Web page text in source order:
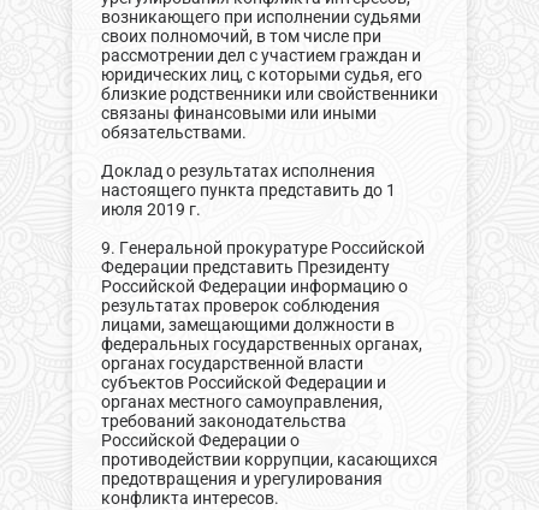
возникающего при исполнении судьями
своих полномочий, в том числе при
рассмотрении дел с участием граждан и
юридических лиц, с которыми судья, его
близкие родственники или свойственники
связаны финансовыми или иными
обязательствами.
Доклад о результатах исполнения
настоящего пункта представить до 1
июля 2019 г.
9. Генеральной прокуратуре Российской
Федерации представить Президенту
Российской Федерации информацию о
результатах проверок соблюдения
лицами, замещающими должности в
федеральных государственных органах,
органах государственной власти
субъектов Российской Федерации и
органах местного самоуправления,
требований законодательства
Российской Федерации о
противодействии коррупции, касающихся
предотвращения и урегулирования
конфликта интересов.